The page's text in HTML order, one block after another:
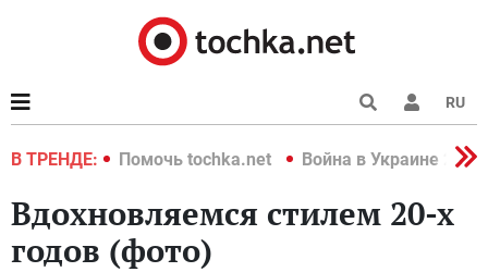
RU
В ТРЕНДЕ:
2022 Помочь tochka.net Война в Украине 2022
Вдохновляемся стилем 20-х
годов (фото)